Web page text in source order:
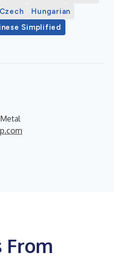
Czech
Hungarian
Simplified
From